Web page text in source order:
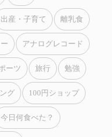
出産・子育て 離乳食
アナログレコード
ーツ 旅行 勉強
グ 100円ショップ
今日何食べた？